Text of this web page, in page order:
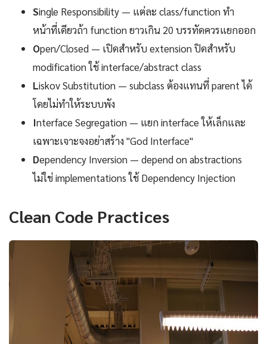
Single Responsibility — แต่ละ class/function ทำ
หน้าที่เดียวถ้า function ยาวเกิน 20 บรรทัดควรแยกออก
Open/Closed — เปิดสำหรับ extension ปิดสำหรับ
modification ใช้ interface/abstract class
Liskov Substitution — subclass ต้องแทนที่ parent ได้
โดยไม่ทำให้ระบบพัง
Interface Segregation — แยก interface ให้เล็กและ
เฉพาะเจาะจงอย่าสร้าง "God Interface"
Dependency Inversion — depend on abstractions
ไม่ใช่ implementations ใช้ Dependency Injection
Clean Code Practices